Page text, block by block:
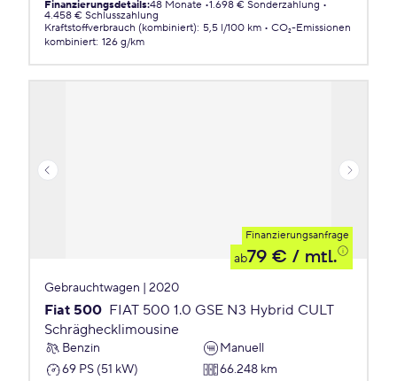
Finanzierungsdetails:48 Monate 1.698 € Sonderzahlung
4.458 € Schlusszahlung
Kraftstoffverbrauch (kombiniert): 5,5 l/100 km
CO₂-Emissionen
kombiniert: 126 g/km
Finanzierungsanfrage
ab79 € / mtl.
Gebrauchtwagen | 2020
Fiat 500 FIAT 500 1.0 GSE N3 Hybrid CULT
Schräghecklimousine
Benzin
Manuell
69 PS (51 kW)
66.248 km